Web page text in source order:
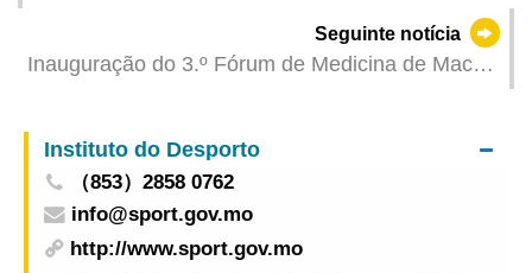
de Macau 2026” – SJM Golden Jubilee arrecada
os títulos das Categorias Open e Mista para
Grandes Embarcações, enquanto a Galaxy Pearl
Seguinte notícia
Inauguração do 3.º Fórum de Medicina de Macau
"Centro de Acidente Vascular Cerebral" para
reforçar o sistema de tratamento de casos
urgentes e graves
Instituto do Desporto
（853）2858 0762
info@sport.gov.mo
http://www.sport.gov.mo